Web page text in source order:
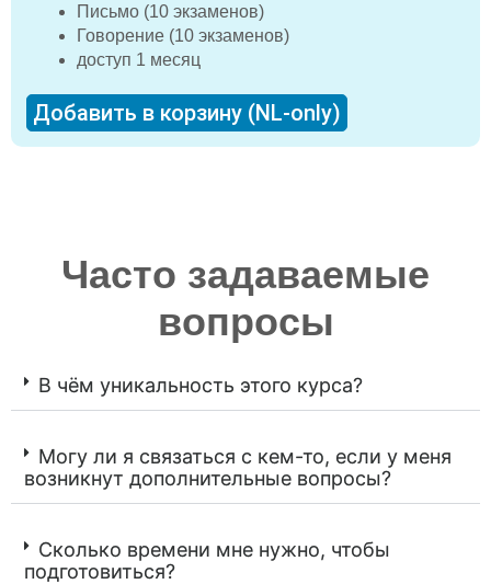
Письмо (10 экзаменов)
Говорение (10 экзаменов)
доступ 1 месяц
Добавить в корзину (NL-only)
Часто задаваемые
вопросы
В чём уникальность этого курса?
Могу ли я связаться с кем-то, если у меня
возникнут дополнительные вопросы?
Сколько времени мне нужно, чтобы
подготовиться?